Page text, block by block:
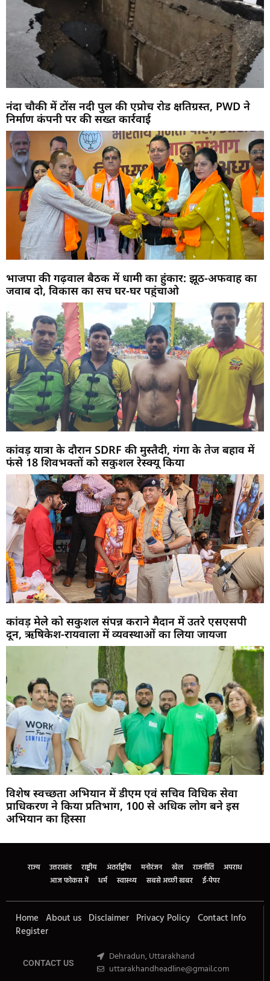
नंदा चौकी में टोंस नदी पुल की एप्रोच रोड क्षतिग्रस्त, PWD ने
निर्माण कंपनी पर की सख्त कार्रवाई
भाजपा की गढ़वाल बैठक में धामी का हुंकार: झूठ-अफवाह का
जवाब दो, विकास का सच घर-घर पहुंचाओ
कांवड़ यात्रा के दौरान SDRF की मुस्तैदी, गंगा के तेज बहाव में
फंसे 18 शिवभक्तों को सकुशल रेस्क्यू किया
कांवड़ मेले को सकुशल संपन्न कराने मैदान में उतरे एसएसपी
दून, ऋषिकेश-रायवाला में व्यवस्थाओं का लिया जायजा
विशेष स्वच्छता अभियान में डीएम एवं सचिव विधिक सेवा
प्राधिकरण ने किया प्रतिभाग, 100 से अधिक लोग बने इस
अभियान का हिस्सा
राज्य उत्तराखंड राष्ट्रीय अंतर्राष्ट्रीय मनोरंजन खेल राजनीति
अपराध
आज फोकस में
धर्म स्वास्थ्य सबसे अच्छी खबर ई-पेपर
Home About us Disclaimer Privacy Policy Contact Info
Register
CONTACT US
Dehradun, Uttarakhand
uttarakhandheadline@gmail.com